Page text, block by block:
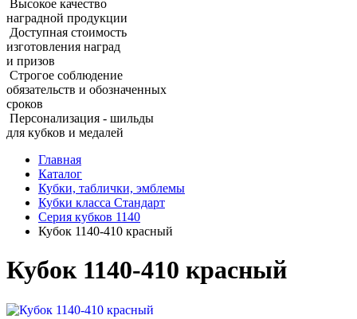
Высокое качество
наградной продукции
Доступная стоимость
изготовления наград
и призов
Строгое соблюдение
обязательств и обозначенных
сроков
Персонализация - шильды
для кубков и медалей
Главная
Каталог
Кубки, таблички, эмблемы
Кубки класса Стандарт
Серия кубков 1140
Кубок 1140-410 красный
Кубок 1140-410 красный